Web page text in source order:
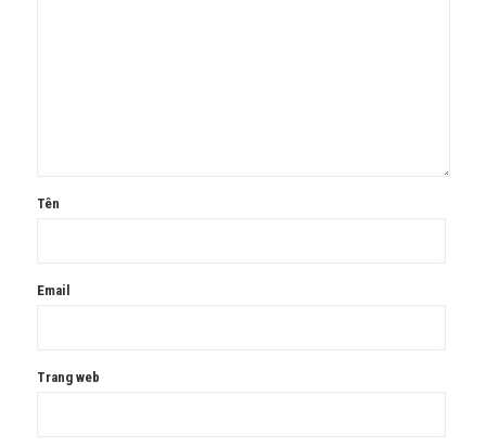
Tên
Email
Trang web